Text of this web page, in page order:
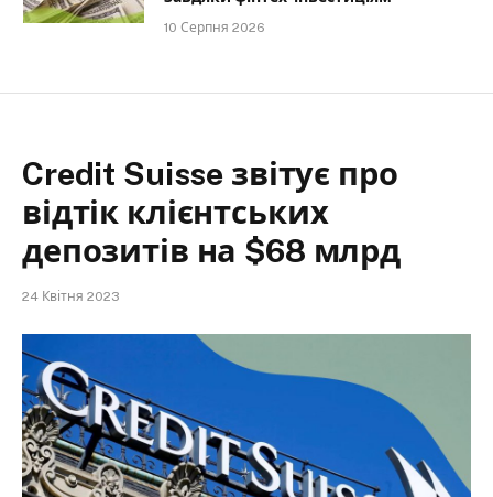
10 Серпня 2026
Credit Suisse звітує про
відтік клієнтських
депозитів на $68 млрд
24 Квітня 2023